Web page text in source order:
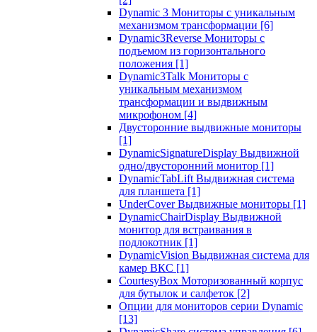
Dynamic 3 Мониторы с уникальным
механизмом трансформации [6]
Dynamic3Reverse Мониторы с
подъемом из горизонтального
положения [1]
Dynamic3Talk Мониторы с
уникальным механизмом
трансформации и выдвижным
микрофоном [4]
Двусторонние выдвижные мониторы
[1]
DynamicSignatureDisplay Выдвижной
одно/двусторонний монитор [1]
DynamicTabLift Выдвижная система
для планшета [1]
UnderCover Выдвижные мониторы [1]
DynamicChairDisplay Выдвижной
монитор для встраивания в
подлокотник [1]
DynamicVision Выдвижная система для
камер ВКС [1]
CourtesyBox Моторизованный корпус
для бутылок и салфеток [2]
Опции для мониторов серии Dynamic
[13]